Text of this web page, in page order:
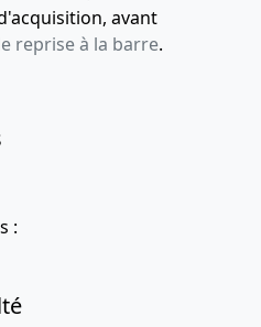
avant
reprise à la barre.
: